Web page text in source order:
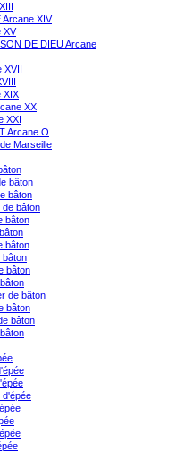
Arcane XIV
XV
DE DIEU Arcane
XVII
XIX
XX
XXI
Arcane O
Marseille
bâton
bâton
de bâton
bâton
bâton
bâton
bâton
de bâton
bâton
bâton
d'épée